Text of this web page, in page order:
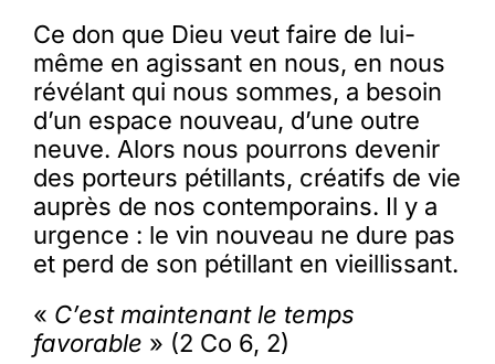
Ce don que Dieu veut faire de lui-
même en agissant en nous, en nous
révélant qui nous sommes, a besoin
d’un espace nouveau, d’une outre
neuve. Alors nous pourrons devenir
des porteurs pétillants, créatifs de vie
auprès de nos contemporains. Il y a
urgence : le vin nouveau ne dure pas
et perd de son pétillant en vieillissant.
« C’est maintenant le temps
favorable » (2 Co 6, 2)